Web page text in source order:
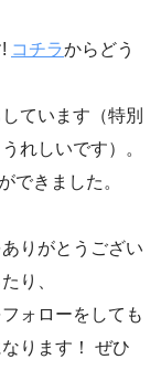
コチラからどう
ています（特別
れしいです）。
できました。
りがとうござい
り、
ォローをしても
ります！ ぜひ